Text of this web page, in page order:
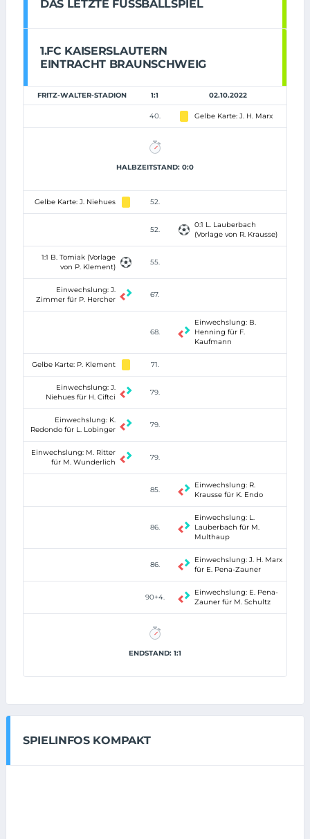
DAS LETZTE FUSSBALLSPIEL
1.FC KAISERSLAUTERN
EINTRACHT BRAUNSCHWEIG
FRITZ-WALTER-STADION 1:1 02.10.2022
40. Gelbe Karte: J. H. Marx
HALBZEITSTAND: 0:0
Gelbe Karte: J. Niehues 52.
52.
0:1 L. Lauberbach
(Vorlage von R. Krausse)
1:1 B. Tomiak (Vorlage
von P. Klement)
55.
Einwechslung: J.
Zimmer für P. Hercher
67.
68.
Einwechslung: B.
Henning für F.
Kaufmann
Gelbe Karte: P. Klement 71.
Einwechslung: J.
Niehues für H. Ciftci
79.
Einwechslung: K.
Redondo für L. Lobinger
79.
Einwechslung: M. Ritter
für M. Wunderlich
79.
85.
Einwechslung: R.
Krausse für K. Endo
86.
Einwechslung: L.
Lauberbach für M.
Multhaup
86.
Einwechslung: J. H. Marx
für E. Pena-Zauner
90+4.
Einwechslung: E. Pena-
Zauner für M. Schultz
ENDSTAND: 1:1
SPIELINFOS KOMPAKT